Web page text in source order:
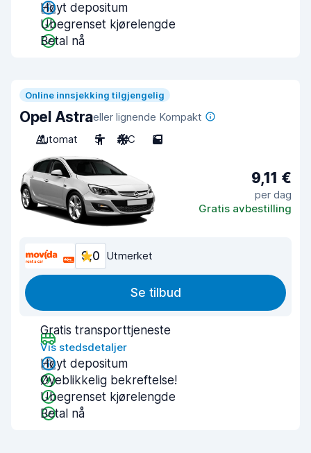
Høyt depositum
Ubegrenset kjørelengde
Betal nå
Online innsjekking tilgjengelig
Opel Astraeller lignende Kompakt
Automat
5 A/C 5
9,11 €
per dag
Gratis avbestilling
9,0 Utmerket
Se tilbud
Gratis transporttjeneste
Vis stedsdetaljer
Høyt depositum
Øyeblikkelig bekreftelse!
Ubegrenset kjørelengde
Betal nå